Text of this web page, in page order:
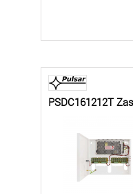
PSDC161212T